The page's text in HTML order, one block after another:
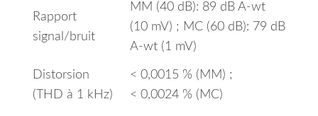
Rapport
signal/bruit
MM (40 dB): 89 dB A‑wt
(10 mV) ; MC (60 dB): 79 dB
A‑wt (1 mV)
Distorsion
(THD à 1 kHz)
< 0,0015 % (MM) ;
< 0,0024 % (MC)